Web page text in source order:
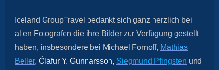
Iceland GroupTravel bedankt sich ganz herzlich bei
allen Fotografen die ihre Bilder zur Verfügung gestellt
haben, insbesondere bei Michael Fornoff, Mathias
Beller, Ólafur Y. Gunnarsson, Siegmund Pfingsten und